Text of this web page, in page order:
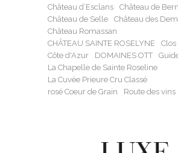
Château d’Esclans
Château de
Château de Selle
Château des
Château Romassan
CHÂTEAU SAINTE ROSELYNE
Côte d'Azur
DOMAINES OTT
La Chapelle de Sainte Roseline
La Cuvée Prieure Cru Classé
rosé Coeur de Grain
Route des vins